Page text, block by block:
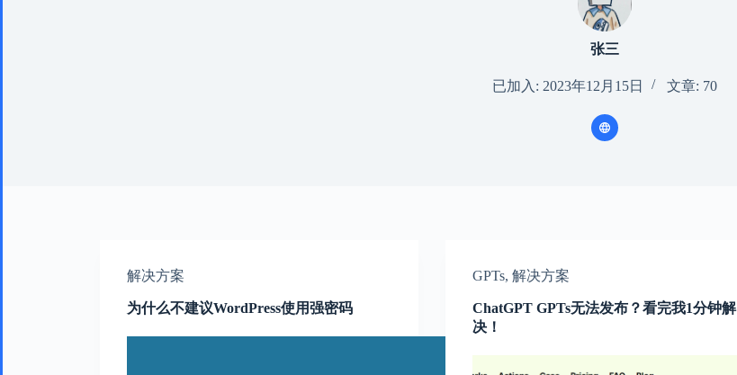
张三
已加入: 2023年12月15日 文章: 70
解决方案
为什么不建议WordPress使用强密码
GPTs, 解决方案
ChatGPT GPTs无法发布？看完我1分钟解
决！